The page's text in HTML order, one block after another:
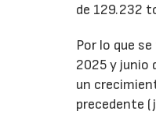
de 129.232
Por lo que
2025 y junio
un
precedente